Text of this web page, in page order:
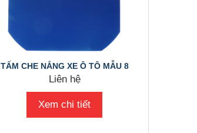
TẤM CHE NẮNG XE Ô TÔ MẪU 8
Liên hệ
Xem chi tiết